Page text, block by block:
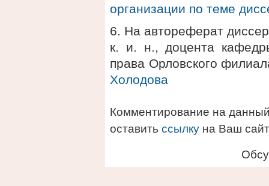
организации по теме
6. На автореферат
к. и. н., доцента
права Орловского
Холодова
Комментирование на
оставить ссылку на Ваш